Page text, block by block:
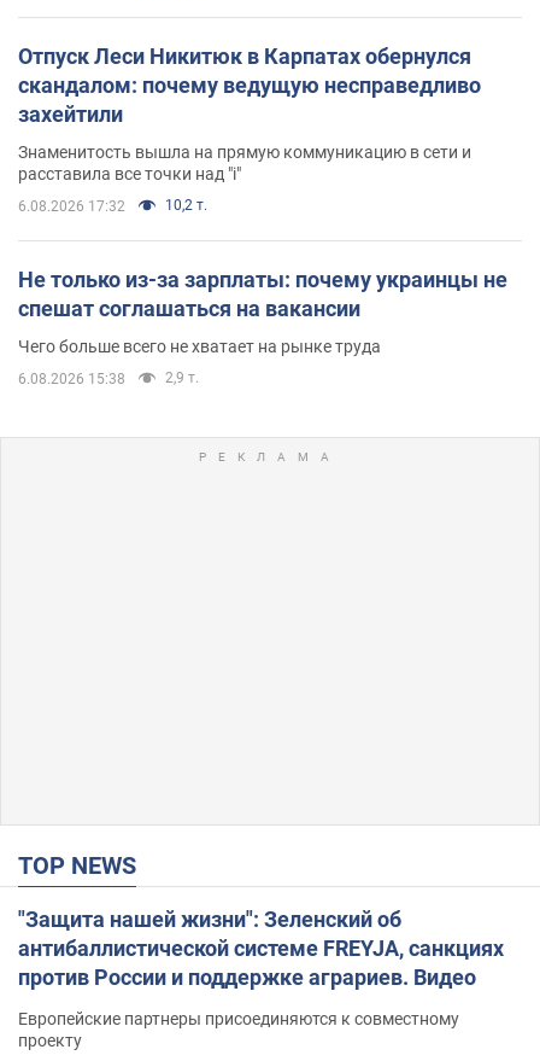
Отпуск Леси Никитюк в Карпатах обернулся
скандалом: почему ведущую несправедливо
захейтили
Знаменитость вышла на прямую коммуникацию в сети и
расставила все точки над "i"
6.08.2026 17:32 10,2 т.
Не только из-за зарплаты: почему украинцы не
спешат соглашаться на вакансии
Чего больше всего не хватает на рынке труда
6.08.2026 15:38 2,9 т.
TOP NEWS
"Защита нашей жизни": Зеленский об
антибаллистической системе FREYJA, санкциях
против России и поддержке аграриев. Видео
Европейские партнеры присоединяются к совместному
проекту